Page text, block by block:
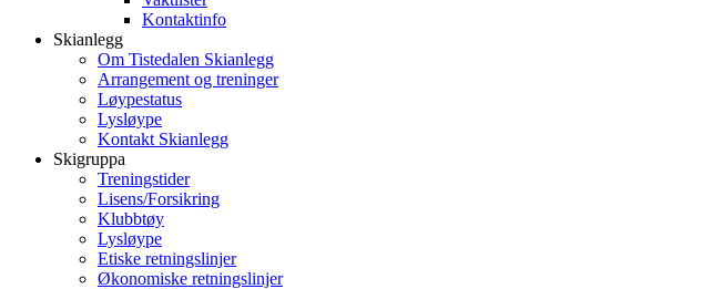
Kontaktinfo
Skianlegg
Om Tistedalen Skianlegg
Arrangement og treninger
Løypestatus
Lysløype
Kontakt Skianlegg
Skigruppa
Treningstider
Lisens/Forsikring
Klubbtøy
Lysløype
Etiske retningslinjer
Økonomiske retningslinjer